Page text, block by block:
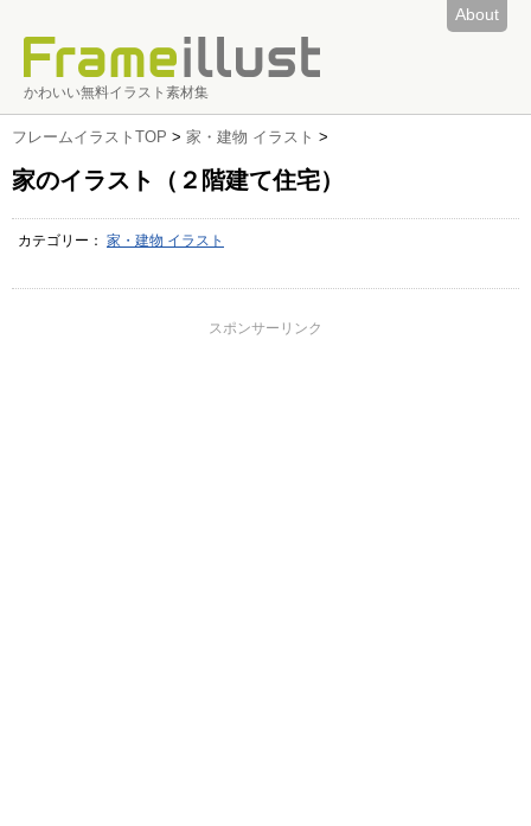
About
かわいい無料イラスト素材集
フレームイラストTOP > 家・建物 イラスト >
家のイラスト（２階建て住宅）
カテゴリー： 家・建物 イラスト
スポンサーリンク